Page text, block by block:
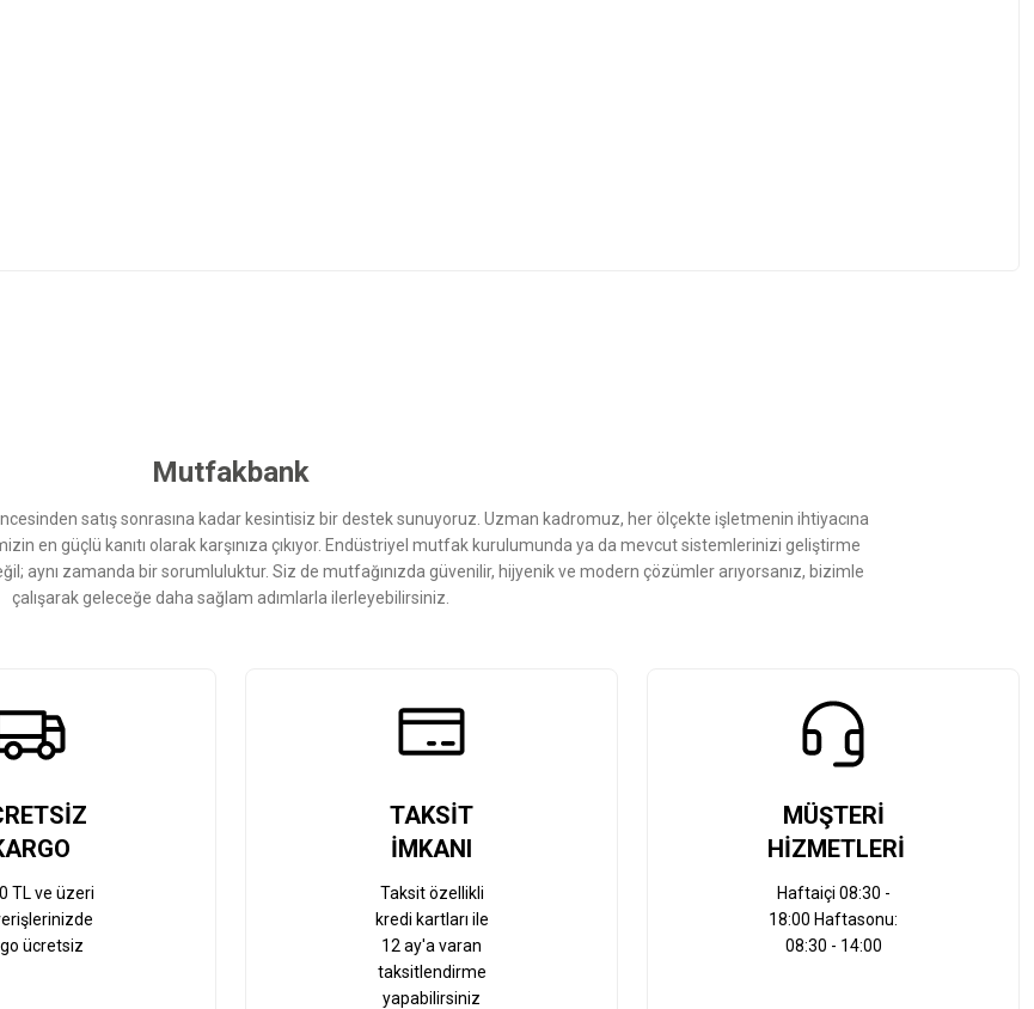
Mutfakbank
satış sonrasına kadar kesintisiz bir destek sunuyoruz. Uzman kadromuz, her ölçekte işletmenin ihtiyacına
en güçlü kanıtı olarak karşınıza çıkıyor. Endüstriyel mutfak kurulumunda ya da mevcut sistemlerinizi geliştirme
aynı zamanda bir sorumluluktur. Siz de mutfağınızda güvenilir, hijyenik ve modern çözümler arıyorsanız, bizimle
çalışarak geleceğe daha sağlam adımlarla ilerleyebilirsiniz.
TL ve üzeri
ücretsiz
TAKSİT
İMKANI
Taksit özellikli
kredi kartları ile
12 ay'a varan
taksitlendirme
yapabilirsiniz
MÜŞTERİ
HİZMETLERİ
Haftaiçi 08:30 -
18:00 Haftasonu:
08:30 - 14:00